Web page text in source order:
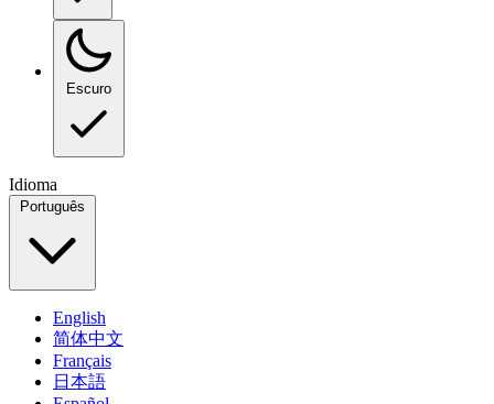
Escuro
Idioma
Português
English
简体中文
Français
日本語